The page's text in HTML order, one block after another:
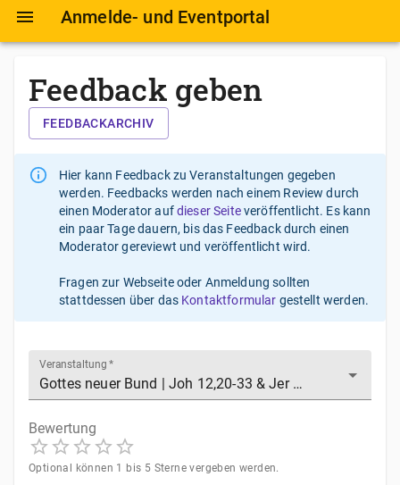
Anmelde- und Eventportal
Feedback geben
FEEDBACKARCHIV
Hier kann Feedback zu Veranstaltungen gegeben
werden. Feedbacks werden nach einem Review durch
einen Moderator aufdieser Seiteveröffentlicht. Es kann
ein paar Tage dauern, bis das Feedback durch einen
Moderator gereviewt und veröffentlicht wird.
Fragen zur Webseite oder Anmeldung sollten
stattdessen über das Kontaktformular gestellt werden.
Veranstaltung *
Bewertung
1 2 3 4 5
Optional können 1 bis 5 Sterne vergeben werden.